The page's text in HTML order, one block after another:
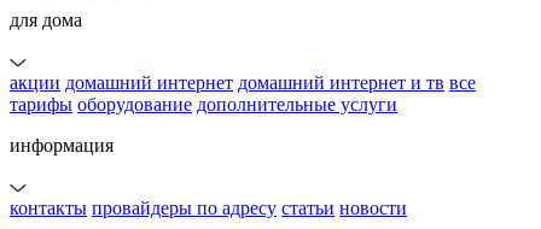
для дома
акции домашний интернет домашний интернет и тв все
тарифы оборудование дополнительные услуги
информация
контакты провайдеры по адресу статьи новости